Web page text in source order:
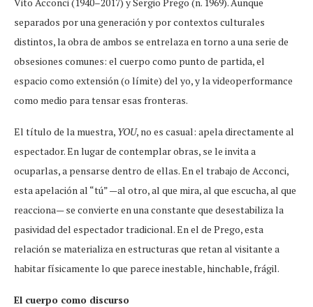
separados por una generación y por contextos culturales
distintos, la obra de ambos se entrelaza en torno a una serie de
obsesiones comunes: el cuerpo como punto de partida, el
espacio como extensión (o límite) del yo, y la videoperformance
como medio para tensar esas fronteras.
El título de la muestra, YOU, no es casual: apela directamente al
espectador. En lugar de contemplar obras, se le invita a
ocuparlas, a pensarse dentro de ellas. En el trabajo de Acconci,
esta apelación al “tú” —al otro, al que mira, al que escucha, al que
reacciona— se convierte en una constante que desestabiliza la
pasividad del espectador tradicional. En el de Prego, esta
relación se materializa en estructuras que retan al visitante a
habitar físicamente lo que parece inestable, hinchable, frágil.
El cuerpo como discurso